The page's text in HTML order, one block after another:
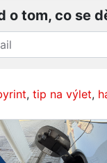
o tom, co se
, tip na výlet,